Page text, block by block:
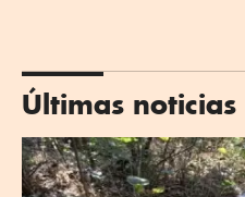
Últimas noticias